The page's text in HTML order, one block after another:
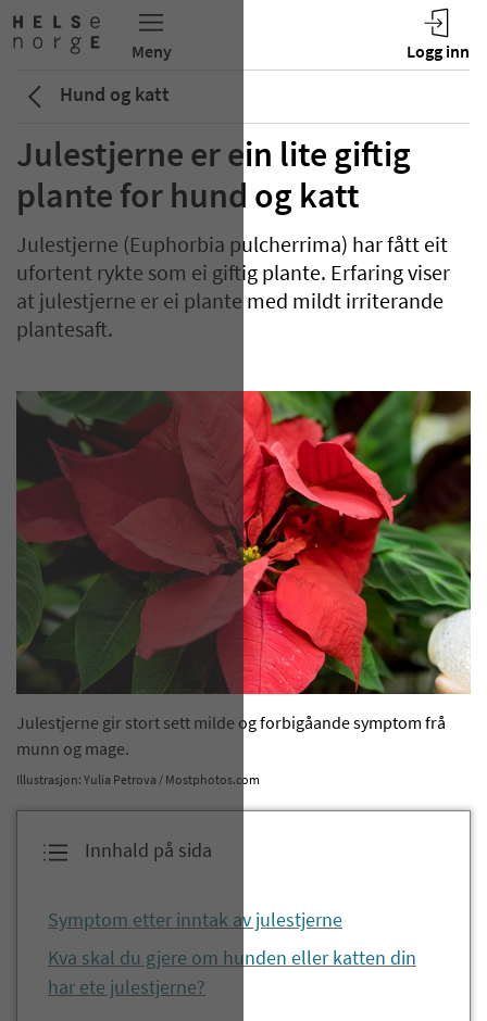
Hund og katt
Julestjerne er ein lite giftig
plante for hund og katt
Julestjerne (Euphorbia pulcherrima) har fått eit
ufortent rykte som ei giftig plante. Erfaring viser
at julestjerne er ei plante med mildt irriterande
plantesaft.
Julestjerne gir stort sett milde og forbigåande symptom frå
munn og mage.
Illustrasjon: Yulia Petrova / Mostphotos.com
Innhald på sida
Symptom etter inntak av julestjerne
Kva skal du gjere om hunden eller katten din
har ete julestjerne?